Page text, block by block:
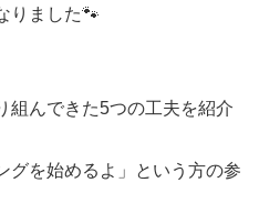
りました🐾
組んできた5つの工夫を紹介
グを始めるよ」という方の参